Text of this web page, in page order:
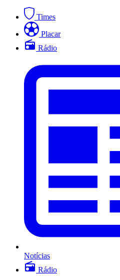
Times
Placar
Rádio
Notícias
Rádio